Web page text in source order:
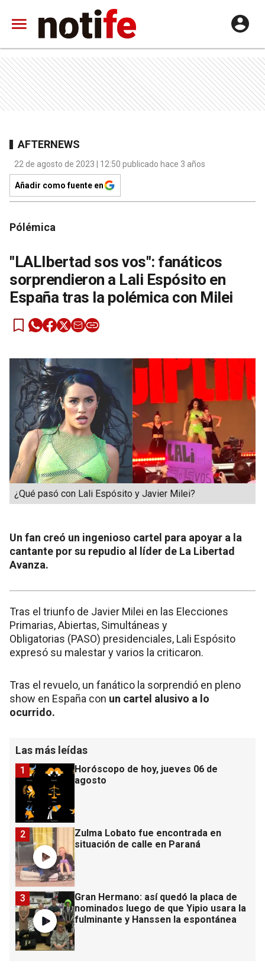
AFTERNEWS
22 de agosto de 2023 | 12:50 publicado hace 3 años
Añadir como fuente en
Pólémica
"LALIbertad sos vos": fanáticos
sorprendieron a Lali Espósito en
España tras la polémica con Milei
¿Qué pasó con Lali Espósito y Javier Milei?
Un fan creó un ingenioso cartel para apoyar a la
cantante por su repudio al líder de La Libertad
Avanza.
Tras el triunfo de Javier Milei en las Elecciones
Primarias, Abiertas, Simultáneas y
Obligatorias (PASO) presidenciales, Lali Espósito
expresó su malestar y varios la criticaron.
Tras el revuelo, un fanático la sorprendió en pleno
show en España con un cartel alusivo a lo
ocurrido.
Las más leídas
Horóscopo de hoy, jueves 06 de
agosto
1
Zulma Lobato fue encontrada en
situación de calle en Paraná
2
Gran Hermano: así quedó la placa de
nominados luego de que Yipio usara la
fulminante y Hanssen la espontánea
3